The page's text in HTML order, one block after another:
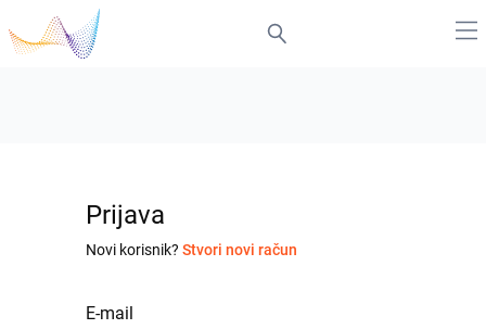
Prijava
Novi korisnik? Stvori novi račun
E-mail